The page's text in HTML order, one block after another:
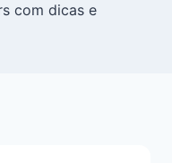
com dicas e